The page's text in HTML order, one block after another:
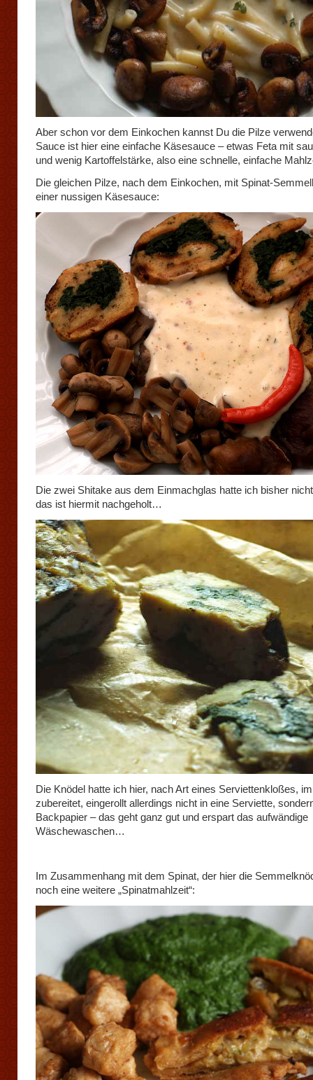
Aber schon vor dem Einkochen kannst Du die Pilze
Sauce ist hier eine einfache Käsesauce – etwas Feta mit
und wenig Kartoffelstärke, also eine schnelle, einfache
Die gleichen Pilze, nach dem Einkochen, mit Spinat-
einer nussigen Käsesauce:
Die zwei Shitake aus dem Einmachglas hatte ich bisher
das ist hiermit nachgeholt…
Die Knödel hatte ich hier, nach Art eines Serviettenkloßes,
zubereitet, eingerollt allerdings nicht in eine Serviette,
Backpapier – das geht ganz gut und erspart das aufwändige
Wäschewaschen…
Im Zusammenhang mit dem Spinat, der hier die
noch eine weitere „Spinatmahlzeit“: